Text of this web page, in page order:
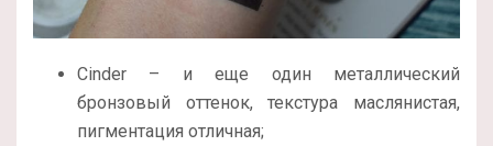
Cinder – и еще один металлический
бронзовый оттенок, текстура маслянистая,
пигментация отличная;